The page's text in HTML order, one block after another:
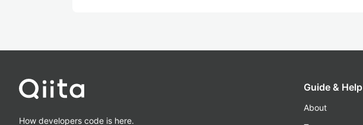
How developers code is here.
Guide & Help
About